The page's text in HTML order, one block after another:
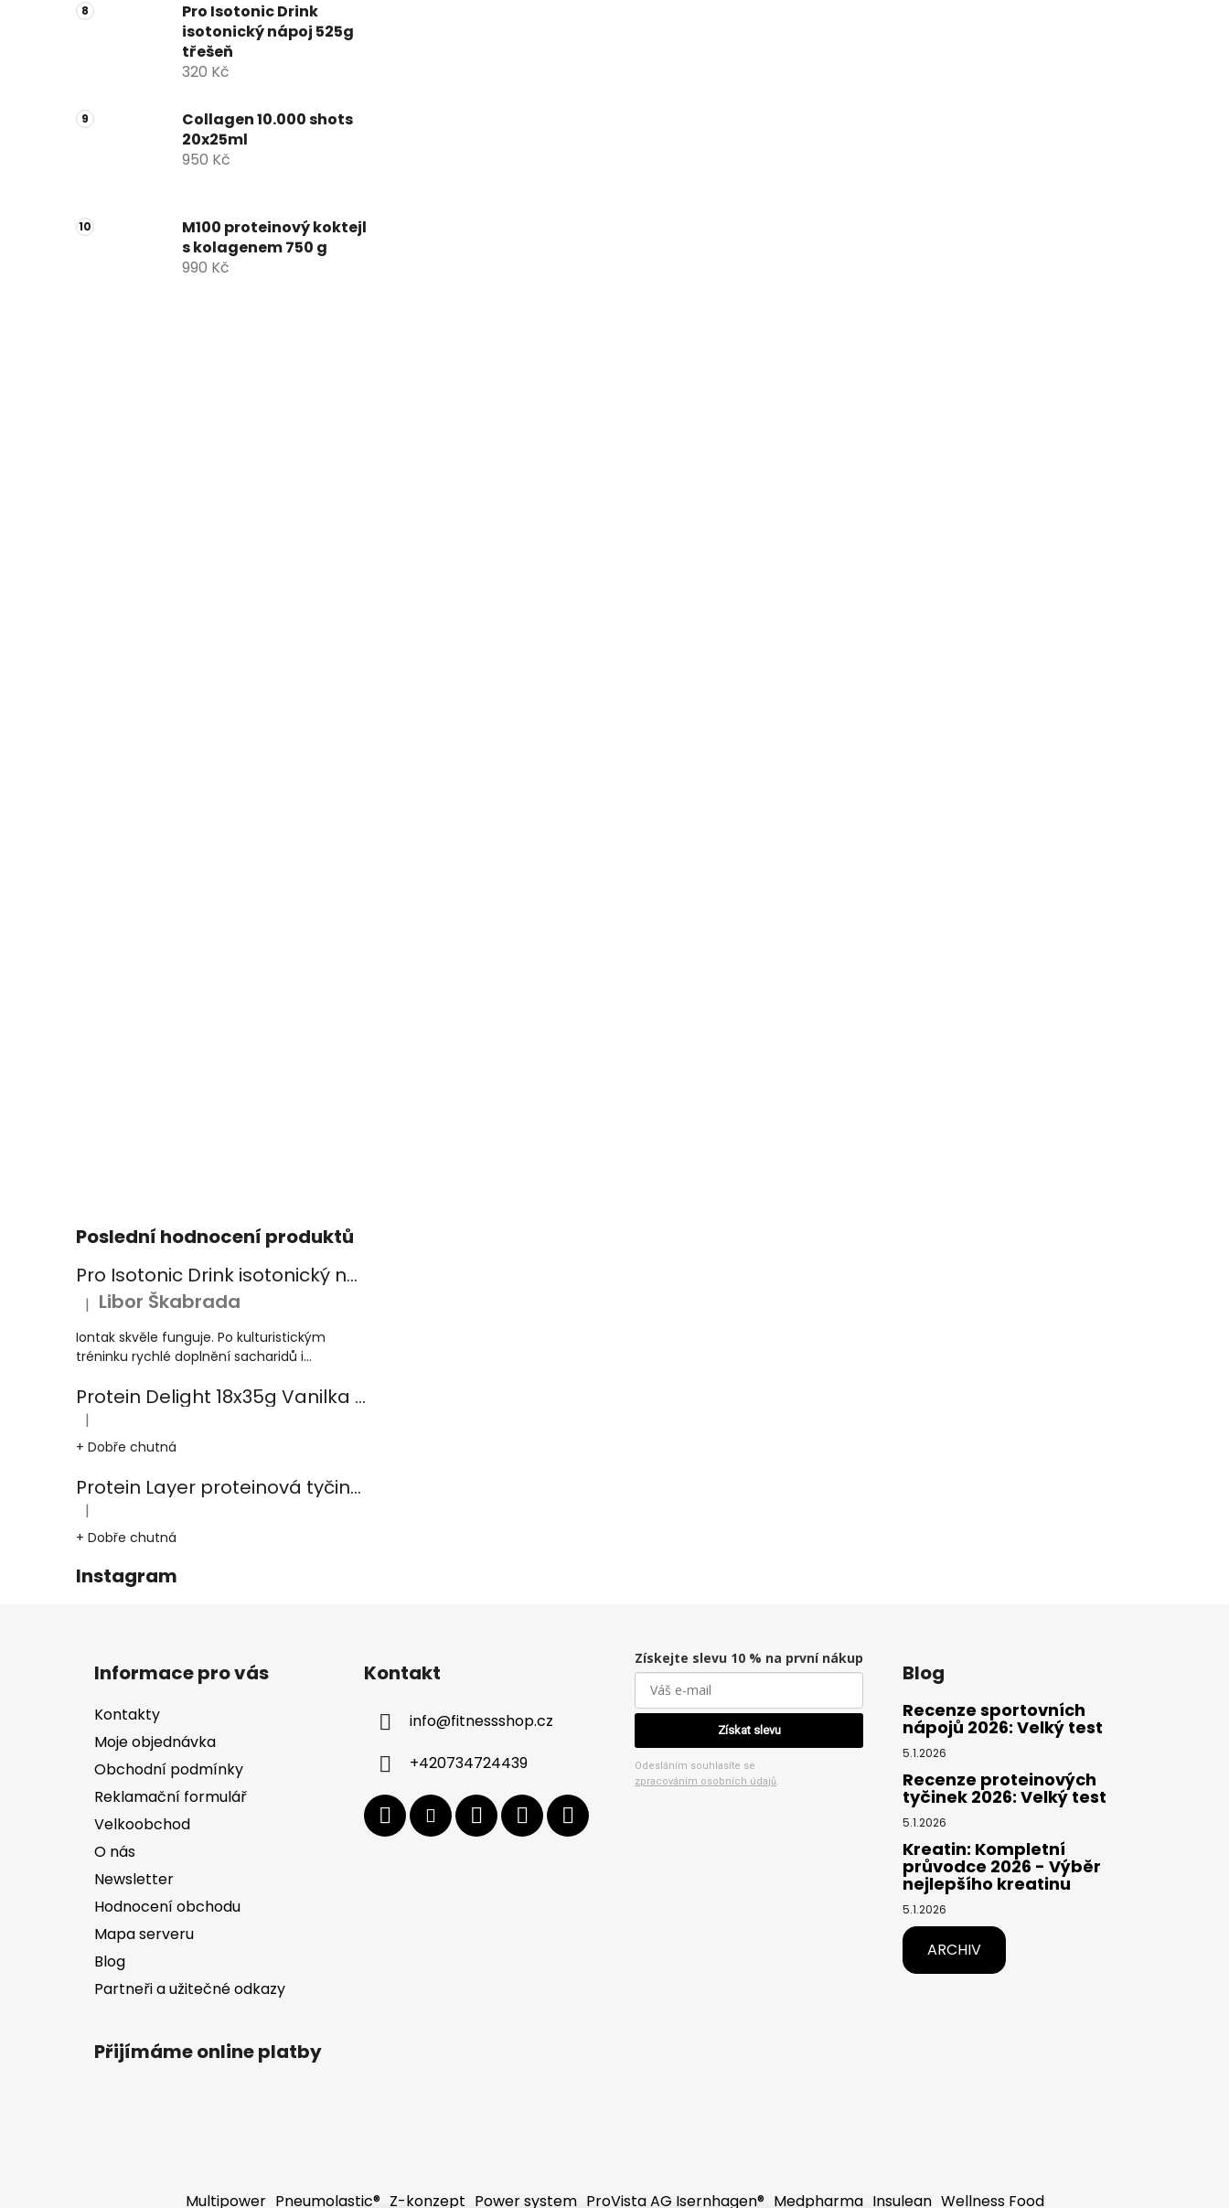
Pro Isotonic Drink
isotonický nápoj 525g
třešeň
320 Kč
Collagen 10.000 shots
20x25ml
950 Kč
M100 proteinový koktejl
s kolagenem 750 g
990 Kč
Poslední hodnocení produktů
Pro Isotonic Drink isotonický nápoj 525g pomeranč
Hodnocení produktu je 5 z 5 hvězdiček.
| Libor Škabrada
Iontak skvěle funguje. Po kulturistickým
tréninku rychlé doplnění sacharidů i...
Protein Delight 18x35g Vanilka kešu karamel
Hodnocení produktu je 5 z 5 hvězdiček.
|
+ Dobře chutná
Protein Layer proteinová tyčinka 18x50g Čoko-burák-karamel
Hodnocení produktu je 5 z 5 hvězdiček.
|
+ Dobře chutná
Instagram
Informace pro vás
Kontakty
Moje objednávka
Obchodní podmínky
Reklamační formulář
Velkoobchod
O nás
Newsletter
Hodnocení obchodu
Mapa serveru
Blog
Partneři a užitečné odkazy
Kontakt
info@fitnessshop.cz
+420734724439
Získejte slevu 10 % na první nákup
Získat slevu
Odesláním souhlasíte se
zpracováním osobních údajů.
Blog
Recenze sportovních
nápojů 2026: Velký test
5.1.2026
Recenze proteinových
tyčinek 2026: Velký test
5.1.2026
Kreatin: Kompletní
průvodce 2026 - Výběr
nejlepšího kreatinu
5.1.2026
ARCHIV
Přijímáme online platby
Multipower Pneumolastic® Z-konzept Power system ProVista AG Isernhagen® Medpharma Insulean Wellness Food